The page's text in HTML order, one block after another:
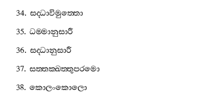
34. සද‍්ධාවිමුත‍්තො
35. ධම‍්මානුසාරී
36. සද‍්ධානුසාරී
37. සත‍්තක‍්ඛත‍්තුපරමො
38. කොලංකොලො